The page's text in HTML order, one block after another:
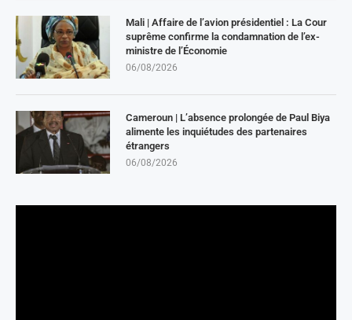
Mali | Affaire de l’avion présidentiel : La Cour
suprême confirme la condamnation de l’ex-
ministre de l’Économie
06/08/2026
Cameroun | L’absence prolongée de Paul Biya
alimente les inquiétudes des partenaires
étrangers
06/08/2026